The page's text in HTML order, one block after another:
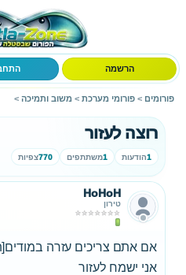
הרשמה
פורומים > פורומי מערכת > משוב ותמיכה >
רוצה לעזור
1הודעות 1משתתפים 770צפיות
HoHoH
טירון
אם אתם צריכים עזרה
אני ישמח לעזור